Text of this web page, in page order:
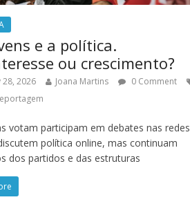
e a política.
ou crescimento?
28, 2026 Joana Martins
0 Comment
votam participam em debates nas redes
política online, mas continuam
dos partidos e das estruturas